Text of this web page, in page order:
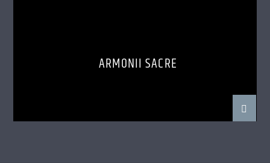
ARMONII SACRE